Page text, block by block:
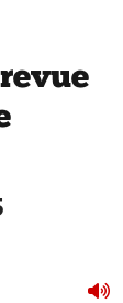
revue